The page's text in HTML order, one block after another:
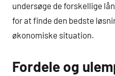
undersøge de forskellige
for at finde den bedste
økonomiske situation.
Fordele og